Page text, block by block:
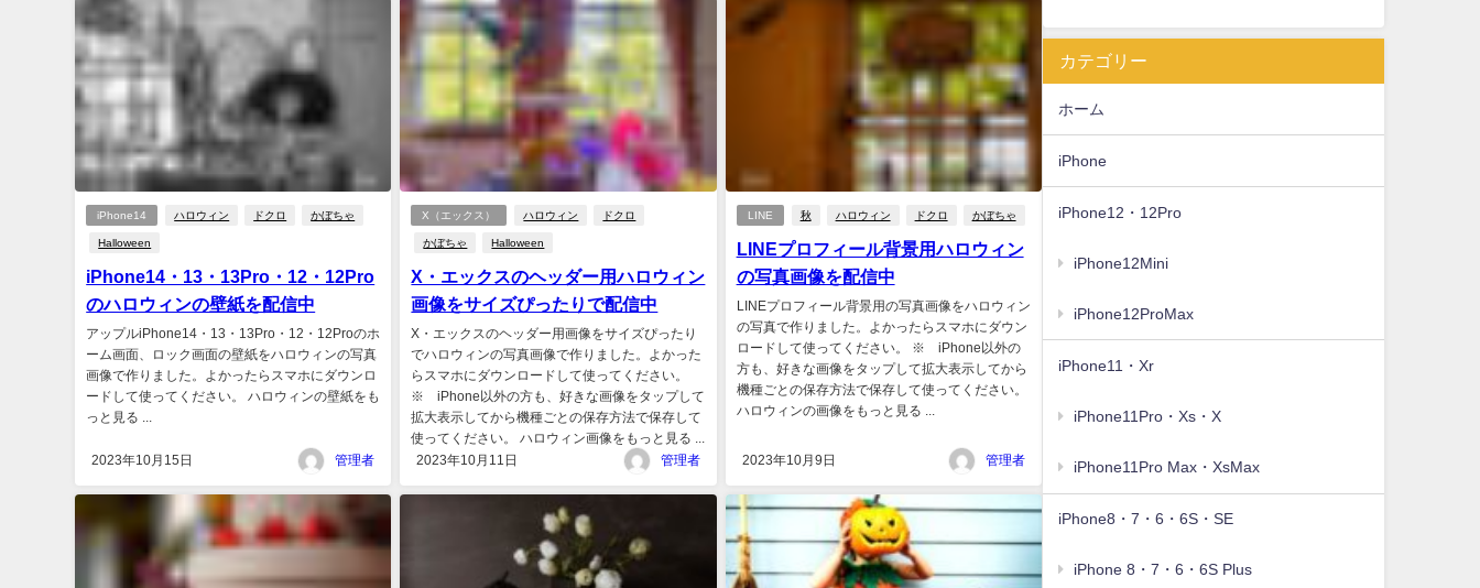
iPhone14 ハロウィン ドクロ かぼちゃ
Halloween
iPhone14・13・13Pro・12・12Pro
のハロウィンの壁紙を配信中
アップルiPhone14・13・13Pro・12・12Proのホ
ーム画面、ロック画面の壁紙をハロウィンの写真
画像で作りました。よかったらスマホにダウンロ
ードして使ってください。 ハロウィンの壁紙をも
っと見る ...
2023年10月15日 管理者
X（エックス） ハロウィン ドクロ
かぼちゃ Halloween
X・エックスのヘッダー用ハロウィン
画像をサイズぴったりで配信中
X・エックスのヘッダー用画像をサイズぴったり
でハロウィンの写真画像で作りました。よかった
らスマホにダウンロードして使ってください。
※ iPhone以外の方も、好きな画像をタップして
拡大表示してから機種ごとの保存方法で保存して
使ってください。 ハロウィン画像をもっと見る ...
2023年10月11日
管理者
LINE 秋 ハロウィン ドクロ かぼちゃ
LINEプロフィール背景用ハロウィン
の写真画像を配信中
LINEプロフィール背景用の写真画像をハロウィン
の写真で作りました。よかったらスマホにダウン
ロードして使ってください。 ※ iPhone以外の
方も、好きな画像をタップして拡大表示してから
機種ごとの保存方法で保存して使ってください。
ハロウィンの画像をもっと見る ...
2023年10月9日 管理者
カテゴリー
ホーム
iPhone
iPhone12・12Pro
iPhone12Mini
iPhone12ProMax
iPhone11・Xr
iPhone11Pro・Xs・X
iPhone11Pro Max・XsMax
iPhone8・7・6・6S・SE
iPhone 8・7・6・6S Plus